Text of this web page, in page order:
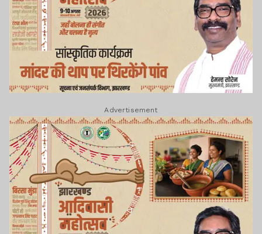
Advertisement